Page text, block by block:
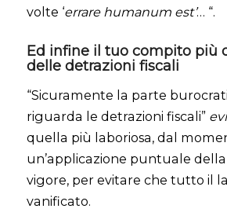
volte ‘errare humanum est’… “.
Ed infine il tuo compito più
delle detrazioni fiscali
“Sicuramente la parte
riguarda le detrazioni fiscali”
quella più laboriosa, dal
un’applicazione puntuale
vigore, per evitare che tutto il
vanificato.